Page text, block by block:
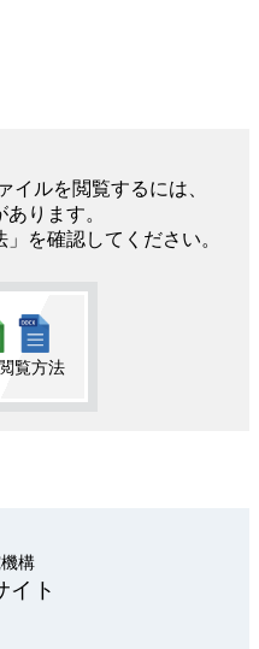
イルを閲覧するには、
ります。
を確認してください。
覧方法
構
イト